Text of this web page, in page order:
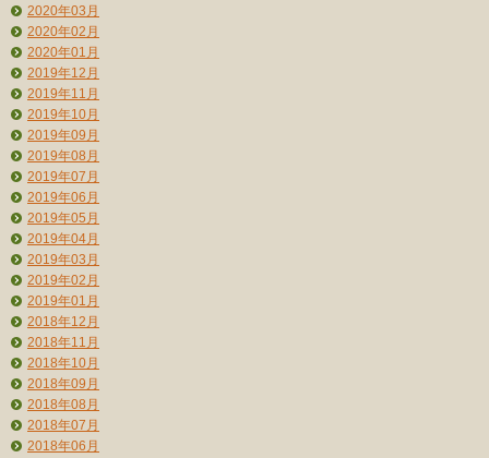
2020年03月
2020年02月
2020年01月
2019年12月
2019年11月
2019年10月
2019年09月
2019年08月
2019年07月
2019年06月
2019年05月
2019年04月
2019年03月
2019年02月
2019年01月
2018年12月
2018年11月
2018年10月
2018年09月
2018年08月
2018年07月
2018年06月